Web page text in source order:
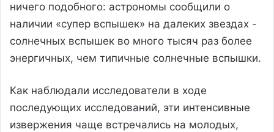
ничего подобного: астрономы сообщили о
наличии «супер вспышек» на далеких звездах -
солнечных вспышек во много тысяч раз более
энергичных, чем типичные солнечные вспышки.
Как наблюдали исследователи в ходе
последующих исследований, эти интенсивные
извержения чаще встречались на молодых,